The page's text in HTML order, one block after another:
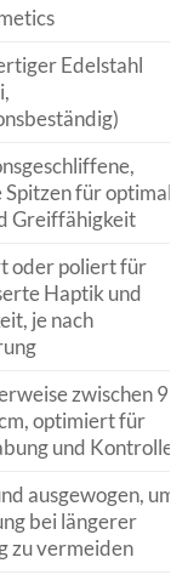
Edelstahl
Spitzen für
Greiffähigkeit
oder poliert für
Haptik und
je nach
zwischen 9
optimiert für
und Kontrolle
ausgewogen, um
bei längerer
zu vermeiden